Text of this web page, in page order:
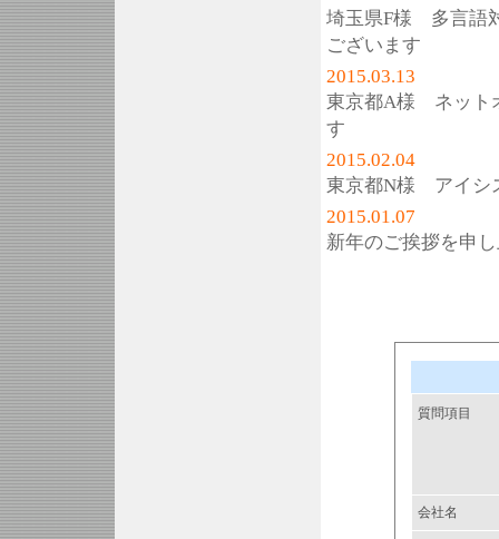
埼玉県F様 多言語
ございます
2015.03.13
東京都A様 ネット
す
2015.02.04
東京都N様 アイシ
2015.01.07
新年のご挨拶を申
質問項目
会社名